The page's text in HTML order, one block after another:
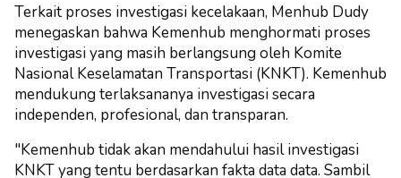
Terkait proses investigasi kecelakaan, Menhub Dudy
menegaskan bahwa Kemenhub menghormati proses
investigasi yang masih berlangsung oleh Komite
Nasional Keselamatan Transportasi (KNKT). Kemenhub
mendukung terlaksananya investigasi secara
independen, profesional, dan transparan.
"Kemenhub tidak akan mendahului hasil investigasi
KNKT yang tentu berdasarkan fakta data data. Sambil